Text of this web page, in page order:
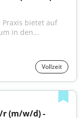
Praxis bietet auf
in den...
Vollzeit